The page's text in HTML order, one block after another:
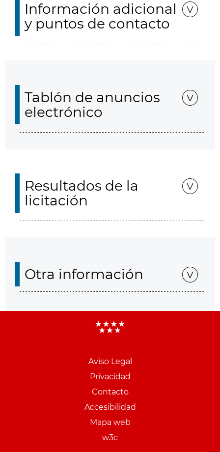
Información adicional
y puntos de contacto
Tablón de anuncios
electrónico
Resultados de la
licitación
Otra información
Aviso Legal
Privacidad
Contacto
Accesibilidad
Mapa web
w3c